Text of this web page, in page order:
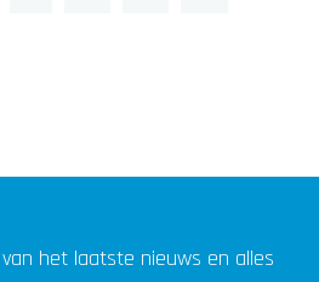
het laatste nieuws en alles